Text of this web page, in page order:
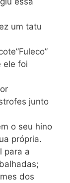
um tatu
ele foi
junto
o seu hino
própria.
para a
dos